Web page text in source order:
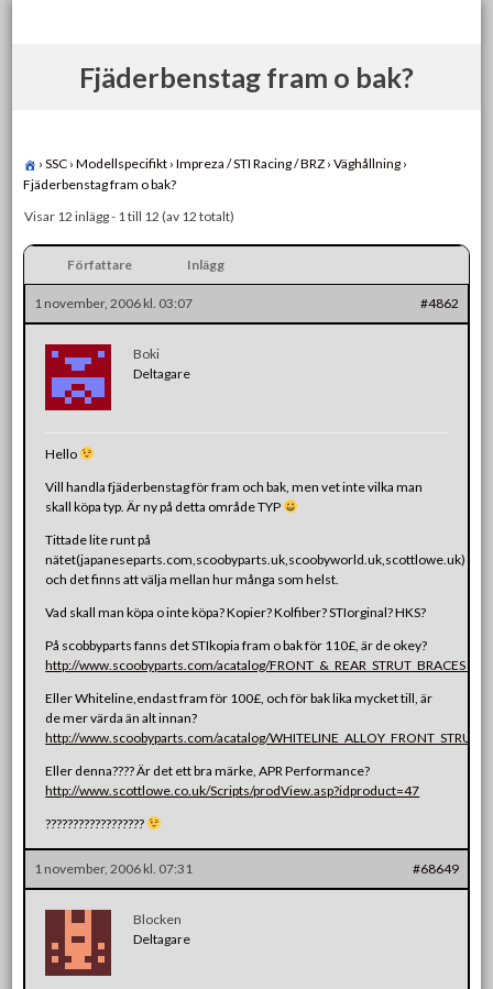
Fjäderbenstag fram o bak?
› SSC › Modellspecifikt › Impreza / STI Racing / BRZ › Väghållning ›
Fjäderbenstag fram o bak?
Visar 12 inlägg - 1 till 12 (av 12 totalt)
Författare Inlägg
1 november, 2006 kl. 03:07 #4862
Boki
Deltagare
Hello
Vill handla fjäderbenstag för fram och bak, men vet inte vilka man
skall köpa typ. Är ny på detta område TYP
Tittade lite runt på
nätet(japaneseparts.com,scoobyparts.uk,scoobyworld.uk,scottlowe.uk)
och det finns att välja mellan hur många som helst.
Vad skall man köpa o inte köpa? Kopier? Kolfiber? STIorginal? HKS?
På scobbyparts fanns det STIkopia fram o bak för 110£, är de okey?
http://www.scoobyparts.com/acatalog/
Eller Whiteline,endast fram för 100£, och för bak lika mycket till, är
de mer värda än alt innan?
http://www.scoobyparts.com/acatalog/
Eller denna???? Är det ett bra märke, APR Performance?
http://www.scottlowe.co.uk/Scripts/prodView.asp?idproduct=47
??????????????????
1 november, 2006 kl. 07:31 #68649
Blocken
Deltagare